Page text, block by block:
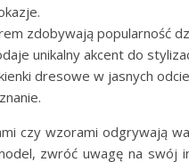
zdobywają popularność
unikalny akcent do
dresowe w jasnych
czy wzorami odgrywają
zwróć uwagę na swój